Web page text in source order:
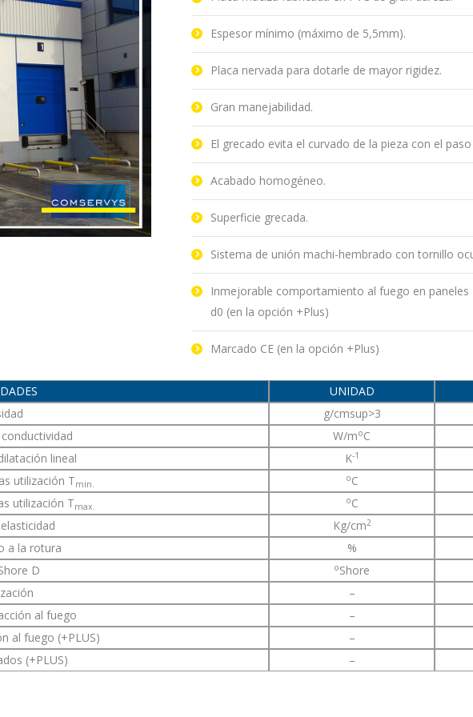
Espesor mínimo (máximo de 5,5mm).
Placa nervada para dotarle de mayor rigidez.
Gran manejabilidad.
El grecado evita el curvado de la pieza con el
Acabado homogéneo.
Superficie grecada.
Sistema de unión machi-hembrado con tornillo
Inmejorable comportamiento al fuego en paneles
d0 (en la opción +Plus)
Marcado CE (en la opción +Plus)
UNIDAD
g/cmsup>3
W/moC
lineal
K-1
utilización Tmin.
oC
utilización Tmax.
oC
Kg/cm2
a la rotura
%
D
oShore
–
al fuego
–
al fuego (+PLUS)
–
(+PLUS)
–